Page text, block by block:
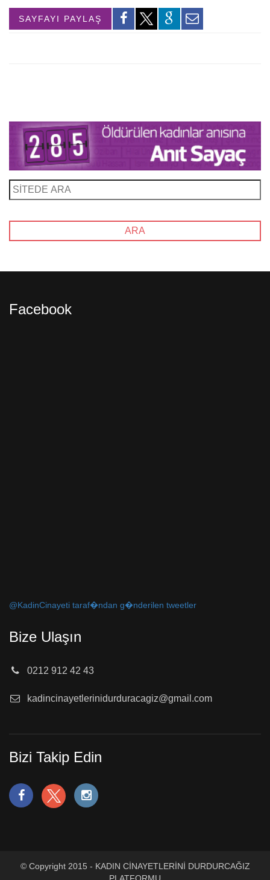
SAYFAYI PAYLAŞ
Facebook
@KadinCinayeti taraf�ndan g�nderilen tweetler
Bize Ulaşın
0212 912 42 43
kadincinayetlerinidurduracagiz@gmail.com
Bizi Takip Edin
© Copyright 2015 - KADIN CİNAYETLERİNİ DURDURCAĞIZ